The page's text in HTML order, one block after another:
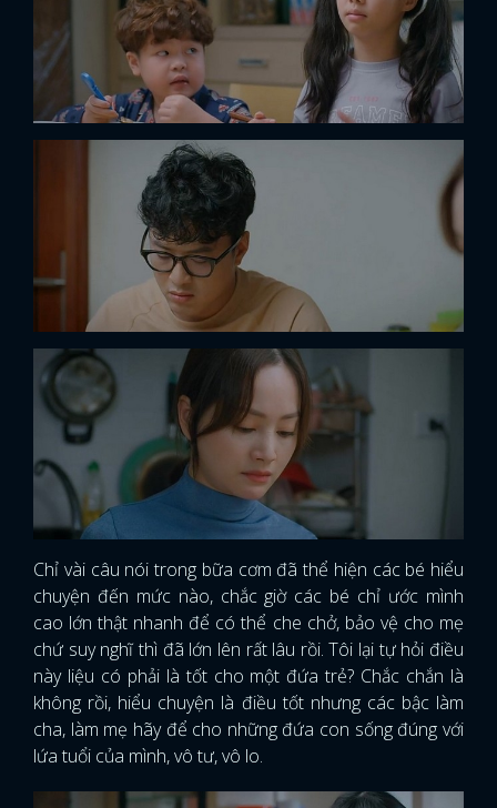
Chỉ vài câu nói trong bữa cơm đã thể hiện các bé hiểu
chuyện đến mức nào, chắc giờ các bé chỉ ước mình
cao lớn thật nhanh để có thể che chở, bảo vệ cho mẹ
chứ suy nghĩ thì đã lớn lên rất lâu rồi. Tôi lại tự hỏi điều
này liệu có phải là tốt cho một đứa trẻ? Chắc chắn là
không rồi, hiểu chuyện là điều tốt nhưng các bậc làm
cha, làm mẹ hãy để cho những đứa con sống đúng với
lứa tuổi của mình, vô tư, vô lo.